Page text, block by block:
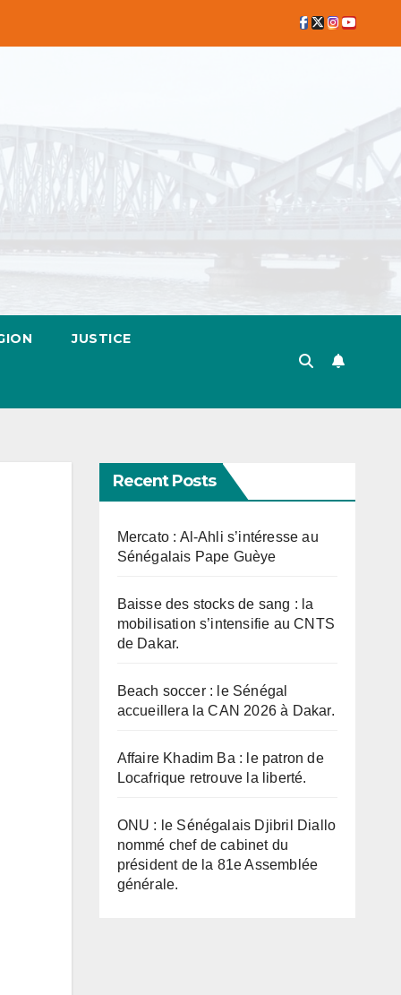
JUSTICE
Recent Posts
Mercato : Al-Ahli s’intéresse au
Sénégalais Pape Guèye
Baisse des stocks de sang : la
mobilisation s’intensifie au CNTS
de Dakar.
Beach soccer : le Sénégal
accueillera la CAN 2026 à Dakar.
Affaire Khadim Ba : le patron de
Locafrique retrouve la liberté.
ONU : le Sénégalais Djibril Diallo
nommé chef de cabinet du
président de la 81e Assemblée
générale.